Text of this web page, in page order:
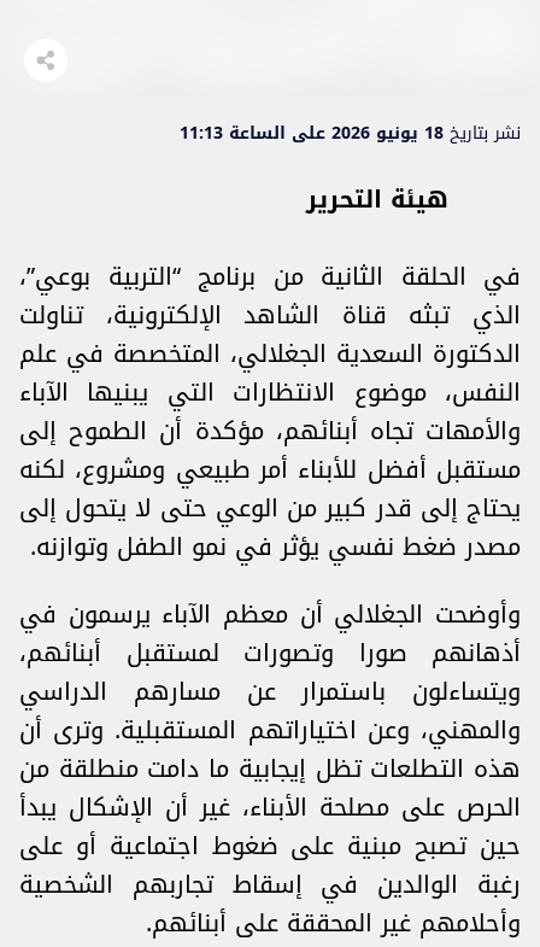
نشر بتاريخ18 يونيو 2026 على الساعة 11:13
هيئة التحرير
في الحلقة الثانية من برنامج “التربية بوعي”،
الذي تبثه قناة الشاهد الإلكترونية، تناولت
الدكتورة السعدية الجغلالي، المتخصصة في علم
النفس، موضوع الانتظارات التي يبنيها الآباء
والأمهات تجاه أبنائهم، مؤكدة أن الطموح إلى
مستقبل أفضل للأبناء أمر طبيعي ومشروع، لكنه
يحتاج إلى قدر كبير من الوعي حتى لا يتحول إلى
مصدر ضغط نفسي يؤثر في نمو الطفل وتوازنه.
وأوضحت الجغلالي أن معظم الآباء يرسمون في
أذهانهم صورا وتصورات لمستقبل أبنائهم،
ويتساءلون باستمرار عن مسارهم الدراسي
والمهني، وعن اختياراتهم المستقبلية. وترى أن
هذه التطلعات تظل إيجابية ما دامت منطلقة من
الحرص على مصلحة الأبناء، غير أن الإشكال يبدأ
حين تصبح مبنية على ضغوط اجتماعية أو على
رغبة الوالدين في إسقاط تجاربهم الشخصية
وأحلامهم غير المحققة على أبنائهم.